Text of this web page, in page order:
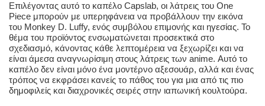
Επιλέγοντας αυτό το καπέλο Capslab, οι λάτρεις του One
Piece μπορούν με υπερηφάνεια να προβάλλουν την εικόνα
του Monkey D. Luffy, ενός συμβόλου επιμονής και ηγεσίας. Το
θέμα του προϊόντος ενσωματώνεται προσεκτικά στο
σχεδιασμό, κάνοντας κάθε λεπτομέρεια να ξεχωρίζει και να
είναι άμεσα αναγνωρίσιμη στους λάτρεις των anime. Αυτό το
καπέλο δεν είναι μόνο ένα μοντέρνο αξεσουάρ, αλλά και ένας
τρόπος να εκφράσει κανείς το πάθος του για μια από τις πιο
δημοφιλείς και διαχρονικές σειρές στην ιαπωνική κουλτούρα.